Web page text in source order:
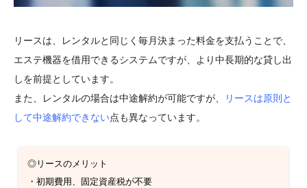
リースは、レンタルと同じく毎月決まった料金を支払うことで、
エステ機器を借用できるシステムですが、より中長期的な貸し出
しを前提としています。
また、レンタルの場合は中途解約が可能ですが、
リースは原則と
して中途解約できない点も異なっています。
◎リースのメリット
・初期費用、固定資産税が不要